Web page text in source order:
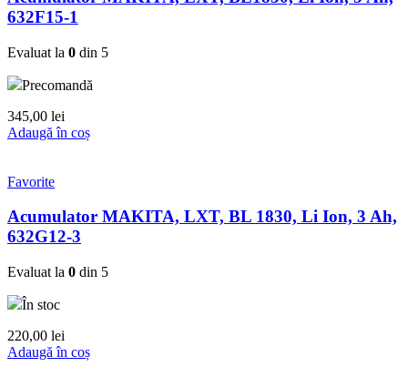
632F15-1
Evaluat la 0 din 5
Precomandă
345,00 lei
Adaugă în coș
Favorite
Acumulator MAKITA, LXT, BL 1830, Li Ion, 3 Ah,
632G12-3
Evaluat la 0 din 5
În stoc
220,00 lei
Adaugă în coș